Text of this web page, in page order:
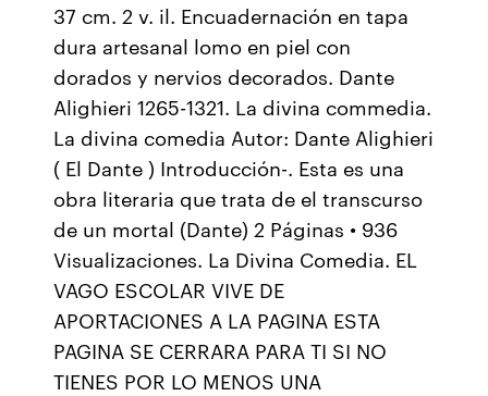
37 cm. 2 v. il. Encuadernación en tapa
dura artesanal lomo en piel con
dorados y nervios decorados. Dante
Alighieri 1265-1321. La divina commedia.
La divina comedia Autor: Dante Alighieri
( El Dante ) Introducción-. Esta es una
obra literaria que trata de el transcurso
de un mortal (Dante) 2 Páginas • 936
Visualizaciones. La Divina Comedia. EL
VAGO ESCOLAR VIVE DE
APORTACIONES A LA PAGINA ESTA
PAGINA SE CERRARA PARA TI SI NO
TIENES POR LO MENOS UNA